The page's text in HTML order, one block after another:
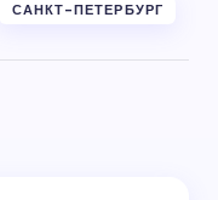
САНКТ-ПЕТЕРБУРГ